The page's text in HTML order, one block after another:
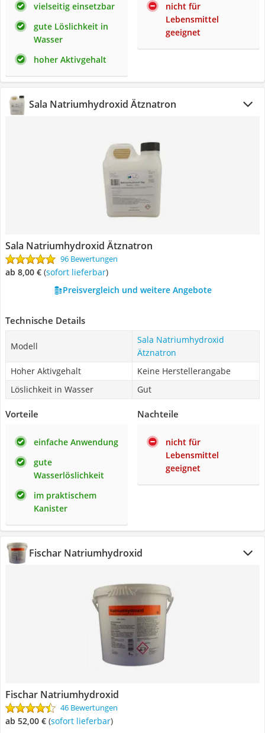
vielseitig einsetzbar
gute Löslichkeit in
Wasser
hoher Aktivgehalt
nicht für
Lebensmittel
geeignet
Sala Natriumhydroxid Ätznatron
Sala Natriumhydroxid Ätznatron
96 Bewertungen
ab 8,00 € ( Sofort lieferbar)
Preisvergleich und weitere Angebote
Technische Details
Modell
Sala Natriumhydroxid
Ätznatron
Hoher Aktivgehalt
Keine Herstellerangabe
Löslichkeit in Wasser
Gut
Vorteile
einfache Anwendung
gute
Wasserlöslichkeit
im praktischem
Kanister
Nachteile
nicht für
Lebensmittel
geeignet
Fischar Natriumhydroxid
Fischar Natriumhydroxid
46 Bewertungen
ab 52,00 € ( Sofort lieferbar)